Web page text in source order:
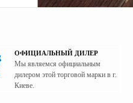
ОФИЦИАЛЬНЫЙ ДИЛЕР
Мы являемся официальным
дилером этой торговой марки в г.
Киеве.